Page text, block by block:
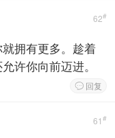
62#
拥有更多。趁着
许你向前迈进。
 回复
61 #